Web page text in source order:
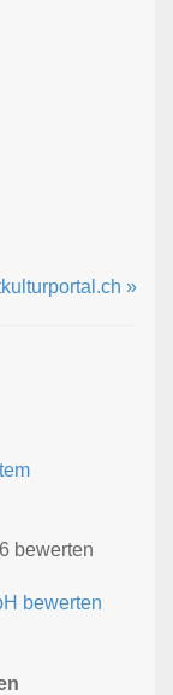
»
bewerten
bewerten